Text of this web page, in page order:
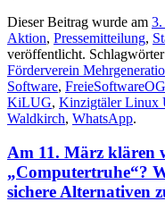
Dieser Beitrag wurde am 3.
Aktion, Pressemitteilung,
veröffentlicht.
Förderverein
Software, FreieSoftwareOG
KiLUG, Kinzigtäler Linux
Waldkirch, WhatsApp.
Am 11. März klären
„Computertruhe“?
sichere Alternativen